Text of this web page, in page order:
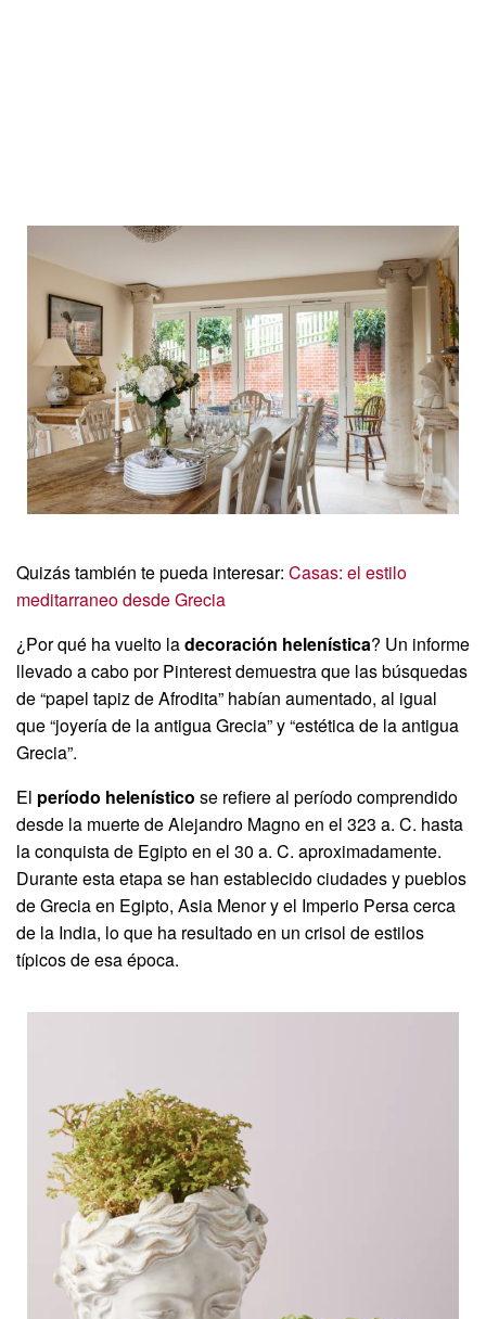
Quizás también te pueda interesar: Casas: el estilo
meditarraneo desde Grecia
¿Por qué ha vuelto ladecoración helenística? Un informe
llevado a cabo por Pinterest demuestra que las búsquedas
de “papel tapiz de Afrodita” habían aumentado, al igual
que “joyería de la antigua Grecia” y “estética de la antigua
Grecia”.
El período helenístico se refiere al período comprendido
desde la muerte de Alejandro Magno en el 323 a. C. hasta
la conquista de Egipto en el 30 a. C. aproximadamente.
Durante esta etapa se han establecido ciudades y pueblos
de Grecia en Egipto, Asia Menor y el Imperio Persa cerca
de la India, lo que ha resultado en un crisol de estilos
típicos de esa época.